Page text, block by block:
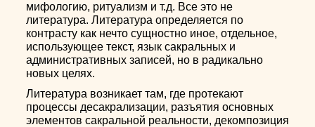
мифологию, ритуализм и т.д. Все это не
литература. Литература определяется по
контрасту как нечто сущностно иное, отдельное,
использующее текст, язык сакральных и
административных записей, но в радикально
новых целях.
Литература возникает там, где протекают
процессы десакрализации, разъятия основных
элементов сакральной реальности, декомпозиция